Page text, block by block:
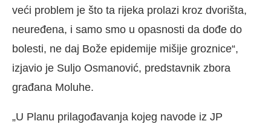
veći problem je što ta rijeka prolazi kroz dvorišta,
neuređena, i samo smo u opasnosti da dođe do
bolesti, ne daj Bože epidemije mišije groznice“,
izjavio je Suljo Osmanović, predstavnik zbora
građana Moluhe.
„U Planu prilagođavanja kojeg navode iz JP